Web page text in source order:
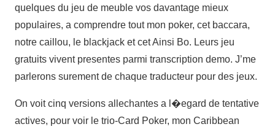
quelques du jeu de meuble vos davantage mieux
populaires, a comprendre tout mon poker, cet baccara,
notre caillou, le blackjack et cet Ainsi Bo. Leurs jeu
gratuits vivent presentes parmi transcription demo. J’me
parlerons surement de chaque traducteur pour des jeux.
On voit cinq versions allechantes a l�egard de tentative
actives, pour voir le trio-Card Poker, mon Caribbean